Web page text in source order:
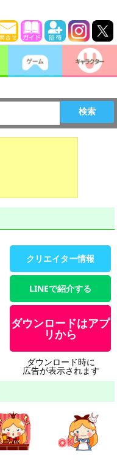
検索
クリエイター情報
LINEで紹介する
ダウンロードはアプ
リから
ダウンロード時に
広告が表示されます